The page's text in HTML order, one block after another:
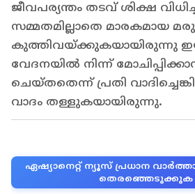
ജീവപര്യന്തം തടവ് ശിക്ഷ
സമ്മതമില്ലാതെ മാരകമായ
കുത്തിവയ്ക്കുകയായിരുന്നു
വേദനയിൽ നിന്ന്
ചെയ്തതെന്ന് പ്രതി
വാദം തള്ളുകയായിരുന്നു.
ഏഷ്യാനെറ്റ് ന്യൂസ് പ്രധാന
തെരഞ്ഞെടുക്കുക